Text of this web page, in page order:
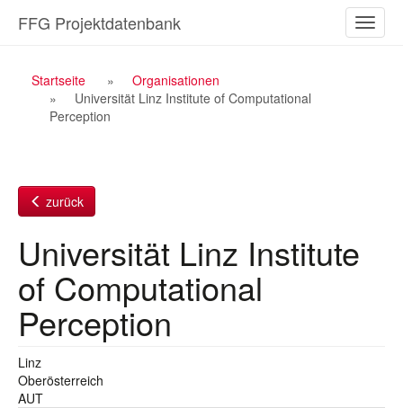
Inhalt
ein-/
FFG Projektdatenbank
Breadcrumb
Navigation
Startseite
Organisationen
Universität Linz Institute of Computational
Perception
zurück
Universität Linz Institute
of Computational
Perception
Linz
Oberösterreich
AUT